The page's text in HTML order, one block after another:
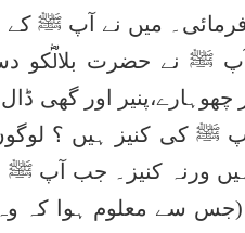
میں نے آپ ﷺ کے
ﷺ نے حضرت بلالؓکو
اور گھی
ﷺ کی کنیز ہیں ؟
ورنہ کنیز۔ جب آپ ﷺ
(جس سے معلوم ہوا کہ